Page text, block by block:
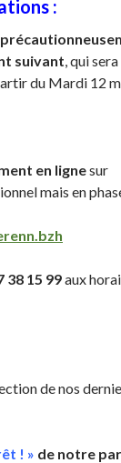
:
suivant, qui
du Mardi 12
en lignesur
mais en
38 15 99aux
de nos
! » de notre